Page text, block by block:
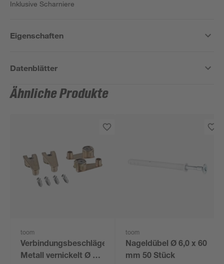
Inklusive Scharniere
Eigenschaften
Datenblätter
Ähnliche Produkte
toom
Verbindungsbeschläge
Metall vernickelt Ø 20
toom
Nageldübel Ø 6,0 x 60
mm 50 Stück